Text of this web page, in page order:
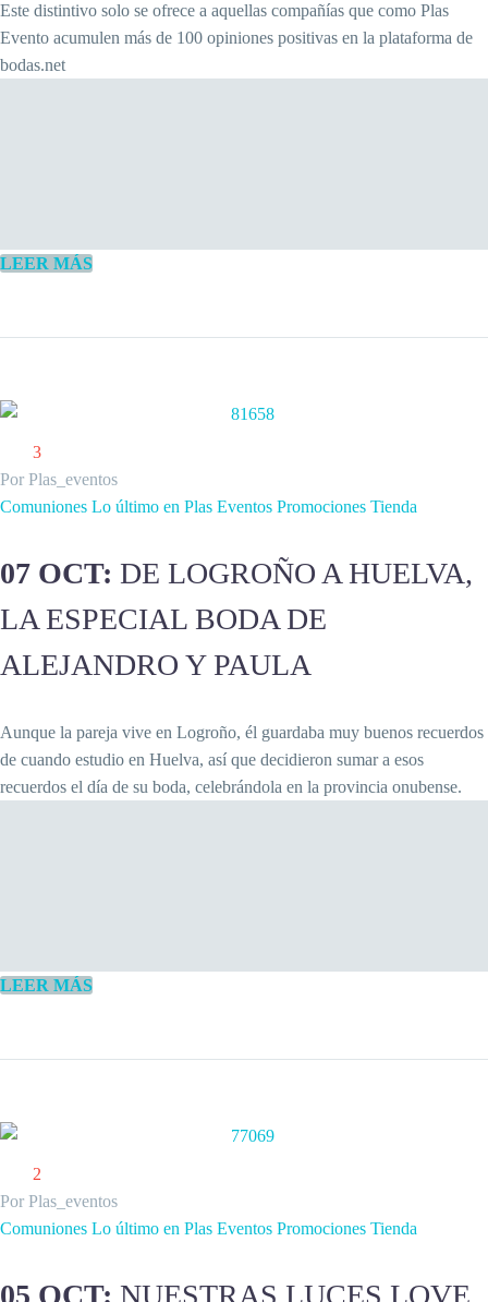
Este distintivo solo se ofrece a aquellas compañías que como Plas
Evento acumulen más de 100 opiniones positivas en la plataforma de
bodas.net
LEER MÁS
3
Por Plas_eventos
Comuniones Lo último en Plas Eventos Promociones Tienda
07 OCT: DE LOGROÑO A HUELVA,
LA ESPECIAL BODA DE
ALEJANDRO Y PAULA
Aunque la pareja vive en Logroño, él guardaba muy buenos recuerdos
de cuando estudio en Huelva, así que decidieron sumar a esos
recuerdos el día de su boda, celebrándola en la provincia onubense.
LEER MÁS
2
Por Plas_eventos
Comuniones Lo último en Plas Eventos Promociones Tienda
05 OCT: NUESTRAS LUCES LOVE